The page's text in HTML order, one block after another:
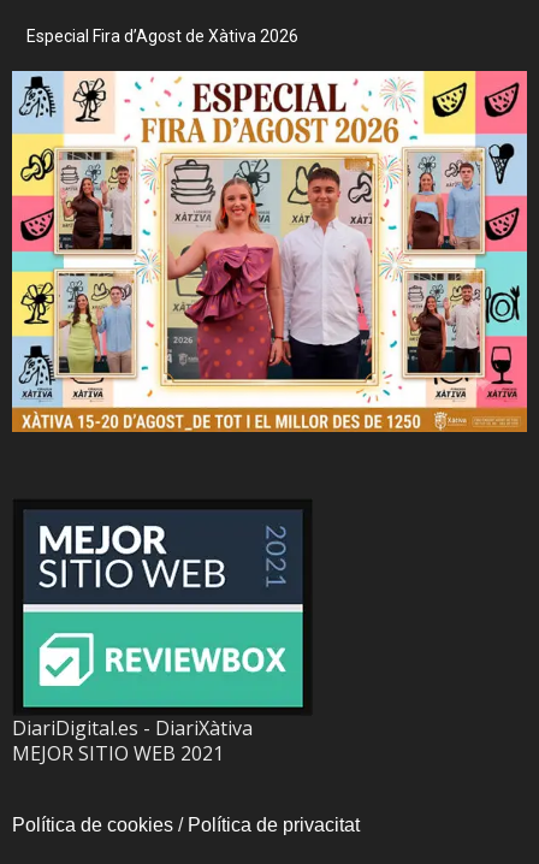
Especial Fira d’Agost de Xàtiva 2026
DiariDigital.es - DiariXàtiva
MEJOR SITIO WEB 2021
Política de cookies / Política de privacitat